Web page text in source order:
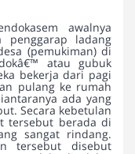
awalnya
penggarap ladang
(pemukiman) di
atau gubuk
bekerja dari pagi
pulang ke rumah
ada yang
Secara kebetulan
tersebut berada di
sangat rindang.
tersebut disebut